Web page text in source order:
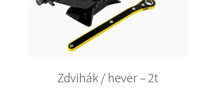
Zdvihák / hever – 2t